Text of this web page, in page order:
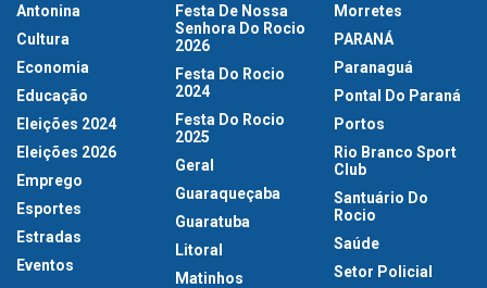
Antonina
Cultura
Economia
Educação
Eleições 2024
Eleições 2026
Emprego
Esportes
Estradas
Eventos
Festa De Nossa
Senhora Do Rocio
2026
Festa Do Rocio
2024
Festa Do Rocio
2025
Geral
Guaraqueçaba
Guaratuba
Litoral
Matinhos
Morretes
PARANÁ
Paranaguá
Pontal Do Paraná
Portos
Rio Branco Sport
Club
Santuário Do
Rocio
Saúde
Setor Policial